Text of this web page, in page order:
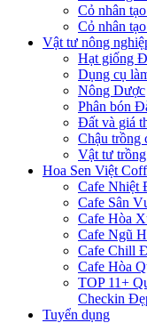
Cỏ nhân
Cỏ nhân
Vật tư nông
Hạt giống
Dụng cụ
Nông Dược
Phân bón
Đất và giá
Chậu trồng
Vật tư
Hoa Sen Việt
Cafe Nhiệt
Cafe Sân
Cafe Hòa
Cafe Ngũ
Cafe Chill
Cafe Hòa
TOP 11+
Checkin
Tuyển dụng